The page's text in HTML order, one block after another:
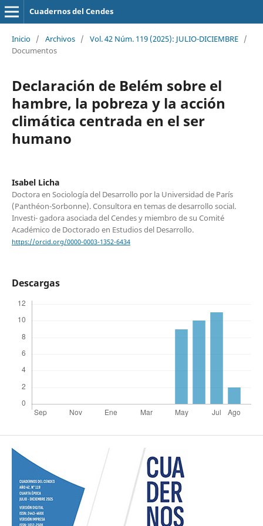
Cuadernos del Cendes
Inicio / Archivos / Vol. 42 Núm. 119 (2025): JULIO-DICIEMBRE /
Documentos
Declaración de Belém sobre el
hambre, la pobreza y la acción
climática centrada en el ser
humano
Isabel Licha
Doctora en Sociología del Desarrollo por la Universidad de París
(Panthéon-Sorbonne). Consultora en temas de desarrollo social.
Investi- gadora asociada del Cendes y miembro de su Comité
Académico de Doctorado en Estudios del Desarrollo.
https://orcid.org/0000-0003-1352-6434
Descargas